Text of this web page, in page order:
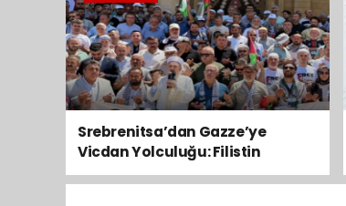
Srebrenitsa’dan Gazze’ye
Vicdan Yolculuğu: Filistin
Konvoyu Kahramanmaraş’tan